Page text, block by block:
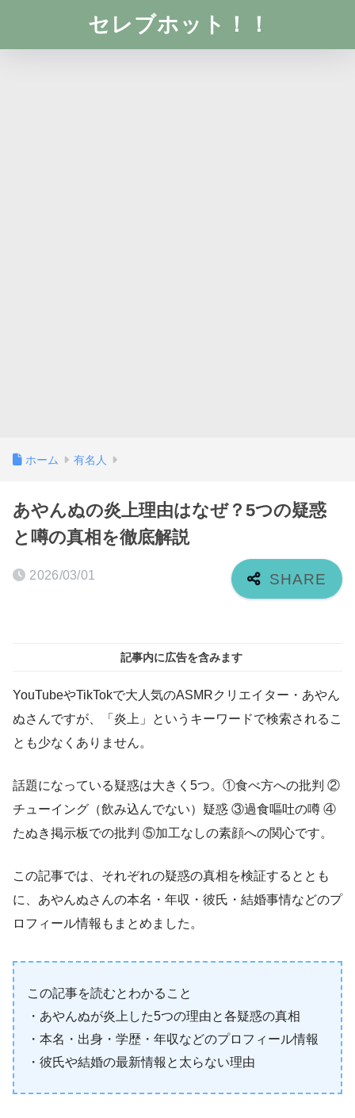
セレブホット！！
ホーム 有名人
あやんぬの炎上理由はなぜ？5つの疑惑
と噂の真相を徹底解説
2026/03/01
記事内に広告を含みます
YouTubeやTikTokで大人気のASMRクリエイター・あやん
ぬさんですが、「炎上」というキーワードで検索されるこ
とも少なくありません。
話題になっている疑惑は大きく5つ。①食べ方への批判 ②
チューイング（飲み込んでない）疑惑 ③過食嘔吐の噂 ④
たぬき掲示板での批判 ⑤加工なしの素顔への関心です。
この記事では、それぞれの疑惑の真相を検証するととも
に、あやんぬさんの本名・年収・彼氏・結婚事情などのプ
ロフィール情報もまとめました。
この記事を読むとわかること
・あやんぬが炎上した5つの理由と各疑惑の真相
・本名・出身・学歴・年収などのプロフィール情報
・彼氏や結婚の最新情報と太らない理由